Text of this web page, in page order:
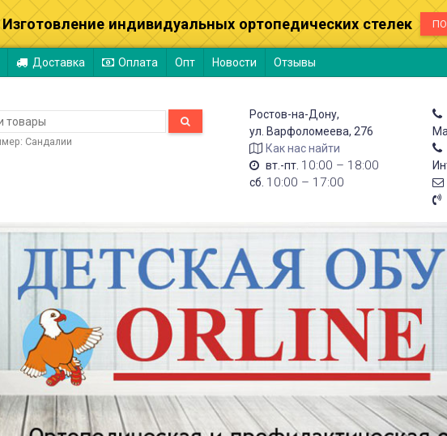
Изготовление индивидуальных ортопедических стелек
Доставка Оплата Опт Новости Отзывы
Сандалии
Ростов-на-Дону,
ул. Варфоломеева, 276
Как нас найти
вт.-пт. 10:00 – 18:00
сб. 10:00 – 17:00